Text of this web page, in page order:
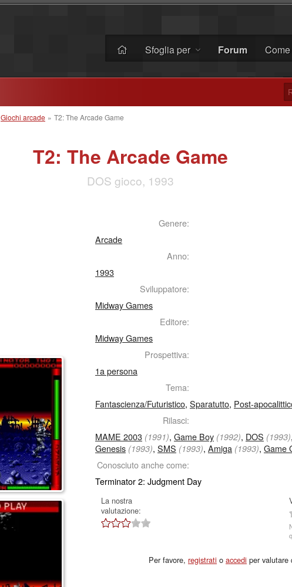
Sfoglia per Forum
Giochi arcade » T2: The Arcade Game
T2: The Arcade Game
DOS gioco, 1993
Genere:
Arcade
Anno:
1993
Sviluppatore:
Midway Games
Editore:
Midway Games
Prospettiva:
1a persona
Tema:
Fantascienza/Futuristico, Sparatutto, Post-
Rilasci:
MAME 2003 (1991), Game Boy (1992), DOS (1993),
Genesis (1993), SMS (1993), Amiga (1993), Game
Conosciuto anche come:
Terminator 2: Judgment Day
La nostra
valutazione:
Per favore, registrati o accedi per valutare